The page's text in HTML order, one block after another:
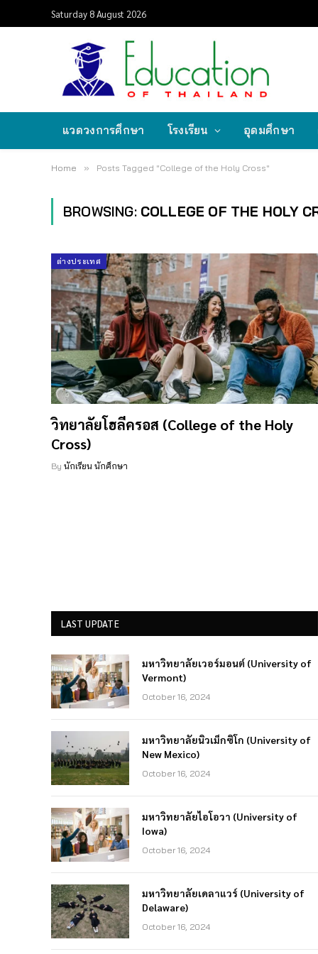
Saturday 8 August 2026
แวดวงการศึกษา โรงเรียน อุดมศึกษา
Home » Posts Tagged "College of the Holy Cross"
BROWSING: COLLEGE OF THE HOLY
ต่างประเทศ
วิทยาลัยโฮลีครอส (College of the Holy
Cross)
By นักเรียน นักศึกษา
LAST UPDATE
มหาวิทยาลัยเวอร์มอนต์ (University of
Vermont)
October 16, 2024
มหาวิทยาลัยนิวเม็กซิโก (University of
New Mexico)
October 16, 2024
มหาวิทยาลัยไอโอวา (University of
Iowa)
October 16, 2024
มหาวิทยาลัยเดลาแวร์ (University of
Delaware)
October 16, 2024